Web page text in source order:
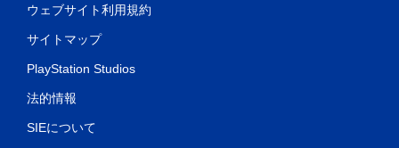
ウェブサイト利用規約
サイトマップ
PlayStation Studios
法的情報
SIEについて